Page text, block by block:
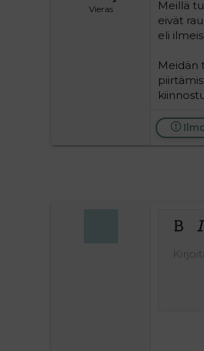
Vieras
Meillä
eivät
eli
Meidän
9
10
Hymiöt
Tee